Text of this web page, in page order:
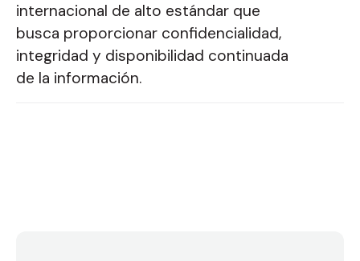
internacional de alto estándar que
busca proporcionar confidencialidad,
integridad y disponibilidad continuada
de la información.